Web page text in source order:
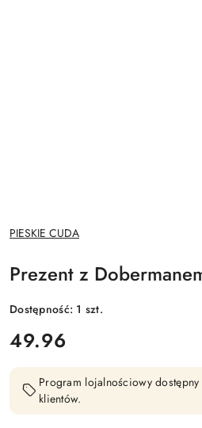
NAZWA
PRODUCENTA:
PIESKIE CUDA
Prezent z
Dostępność: 1 szt.
cena:
49.96
Program lojalnościowy
klientów.